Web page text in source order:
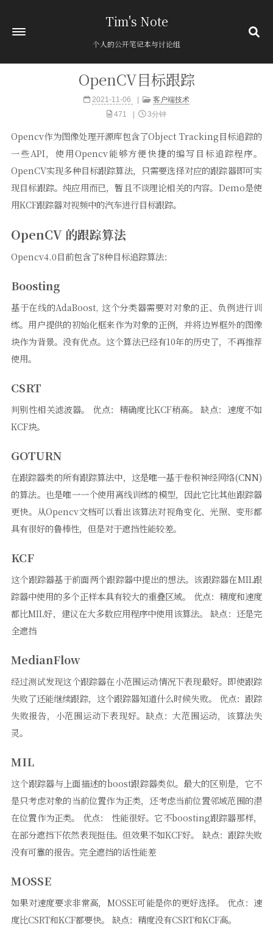
Tim's Note
个人的公开笔记本与讨论组
分类 12
友链
粘贴板
OpenCV目标跟踪
2021-11-06
客户端技术
471
3分钟
Opencv作为图像处理开源库包含了Object Tracking目标追踪的
一些API，使用Opencv能够方便快捷的编写目标追踪程序。
OpenCV实现多种目标跟踪算法，只需要选择对应的跟踪器即可实
现目标跟踪。纯应用而已，暂且不谈理论相关的内容。Demo是使
用KCF跟踪器对视频中的汽车进行目标跟踪。
OpenCV 的跟踪算法
Opencv4.0目前包含了8种目标追踪算法：
Boosting
基于在线的AdaBoost, 这个分类器需要对对象的正、负例进行训
练。用户提供的初始化框来作为对象的正例，并将边界框外的图像
块作为背景。没有优点。这个算法已经有10年的历史了，不再推荐
使用。
CSRT
判别性相关滤波器。 优点：精确度比KCF稍高。 缺点：速度不如
KCF块。
GOTURN
在跟踪器类的所有跟踪算法中，这是唯一基于卷积神经网络(CNN)
的算法。也是唯一一个使用离线训练的模型，因此它比其他跟踪器
更快。从Opencv文档可以看出该算法对视角变化、光照、变形都
具有很好的鲁棒性，但是对于遮挡性能较差。
KCF
这个跟踪器基于前面两个跟踪器中提出的想法。该跟踪器在MIL跟
踪器中使用的多个正样本具有较大的重叠区域。 优点：精度和速度
都比MIL好，建议在大多数应用程序中使用该算法。 缺点：还是完
全遮挡
MedianFlow
经过测试发现这个跟踪器在小范围运动情况下表现最好。即使跟踪
失败了还能继续跟踪，这个跟踪器知道什么时候失败。 优点：跟踪
失败报告，小范围运动下表现好。缺点：大范围运动，该算法失
灵。
MIL
这个跟踪器与上面描述的boost跟踪器类似。最大的区别是，它不
是只考虑对象的当前位置作为正类，还考虑当前位置邻域范围的潜
在位置作为正类。 优点： 性能很好。它不boosting跟踪器那样，
在部分遮挡下依然表现挺佳。但效果不如KCF好。 缺点：跟踪失败
没有可靠的报告。完全遮挡的话性能差
MOSSE
如果对速度要求非常高，MOSSE可能是你的更好选择。 优点：速
度比CSRT和KCF都要快。 缺点：精度没有CSRT和KCF高。